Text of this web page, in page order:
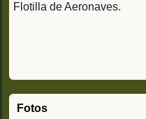
Flotilla de Aeronaves.
Fotos